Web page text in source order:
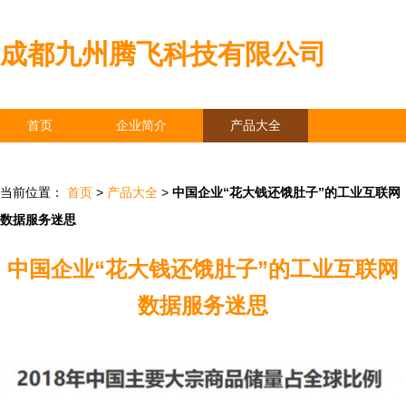
成都九州腾飞科技有限公司
首页 企业简介 产品大全
当前位置： 首页 > 产品大全 > 中国企业“花大钱还饿肚子”的工业互联网
数据服务迷思
中国企业“花大钱还饿肚子”的工业互联网
数据服务迷思